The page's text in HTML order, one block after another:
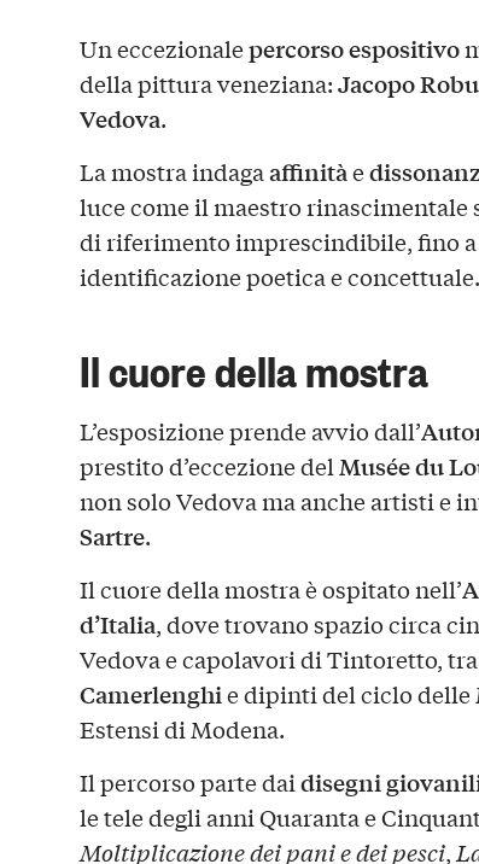
Un eccezionalepercorso espositivo
della pittura veneziana:Jacopo
Vedova.
La mostra indagaaffinitàe
luce come il maestro rinascimentale
di riferimento imprescindibile, fino
identificazione poetica e concettuale.
Il cuore della mostra
L’esposizione prende avvio dall’
prestito d’eccezione delMusée du
non solo Vedova ma anche artisti e
Sartre.
Il cuore della mostra è ospitato nell’
d’Italia, dove trovano spazio circa
Vedova e capolavori di Tintoretto,
Camerlenghie dipinti del ciclo delle
Estensi di Modena.
Il percorso parte daidisegni
le tele degli anni Quaranta e
Moltiplicazione dei pani e dei pesci,